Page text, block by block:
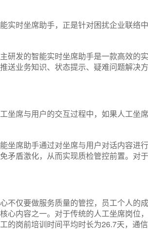
实时坐席助手，正是针对困扰企业联络
研发的智能实时坐席助手是一款高效的
送业务知识、状态提示、疑难问题解决
坐席与用户的交互过程中，如果人工坐
坐席助手通过对坐席与用户对话内容进
矛盾激化，从而实现质检管控前置。对
不仅要做服务质量的管控，员工个人的
心内容之一。对于传统的人工坐席岗位
的岗前培训时间平均时长为26.7天，通